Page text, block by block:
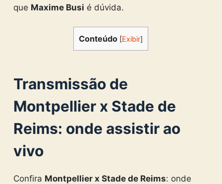
que Maxime Busi é dúvida.
Conteúdo [Exibir]
Transmissão de
Montpellier x Stade de
Reims: onde assistir ao
vivo
Confira Montpellier x Stade de Reims: onde